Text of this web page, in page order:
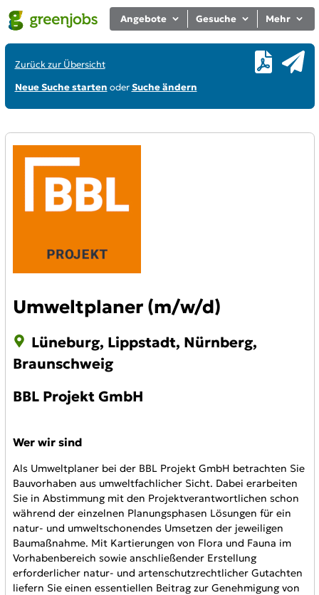
Angebote Gesuche Mehr
Zurück zur Übersicht
Neue Suche starten oderSuche ändern
Umweltplaner (m/w/d)
Lüneburg, Lippstadt, Nürnberg,
Braunschweig
BBL Projekt GmbH
Wer wir sind
Als Umweltplaner bei der BBL Projekt GmbH betrachten Sie
Bauvorhaben aus umweltfachlicher Sicht. Dabei erarbeiten
Sie in Abstimmung mit den Projektverantwortlichen schon
während der einzelnen Planungsphasen Lösungen für ein
natur- und umweltschonendes Umsetzen der jeweiligen
Baumaßnahme. Mit Kartierungen von Flora und Fauna im
Vorhabenbereich sowie anschließender Erstellung
erforderlicher natur- und artenschutzrechtlicher Gutachten
liefern Sie einen essentiellen Beitrag zur Genehmigung von